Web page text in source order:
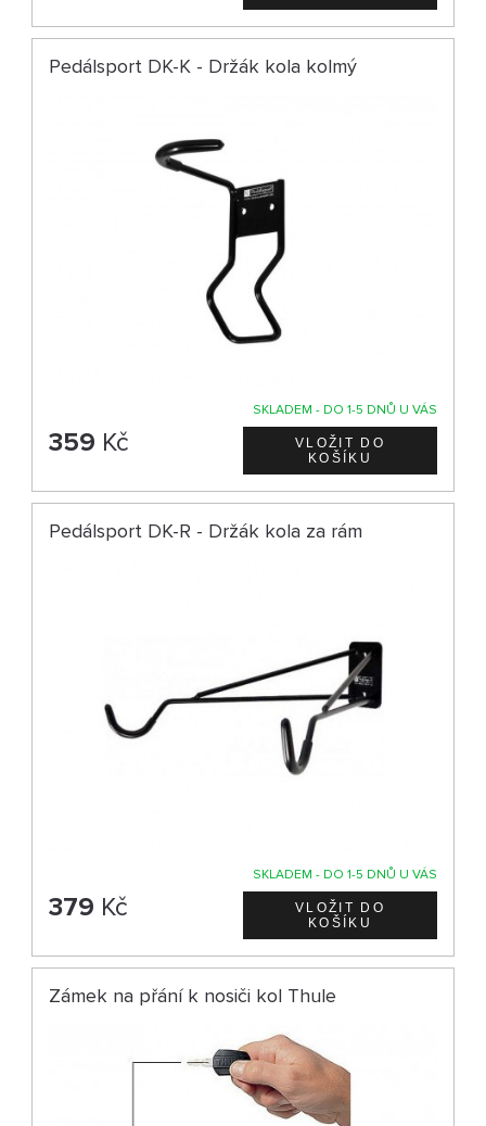
Pedálsport DK-K - Držák kola kolmý
SKLADEM - DO 1-5 DNŮ U VÁS
359 Kč
Pedálsport DK-R - Držák kola za rám
SKLADEM - DO 1-5 DNŮ U VÁS
379 Kč
Zámek na přání k nosiči kol Thule